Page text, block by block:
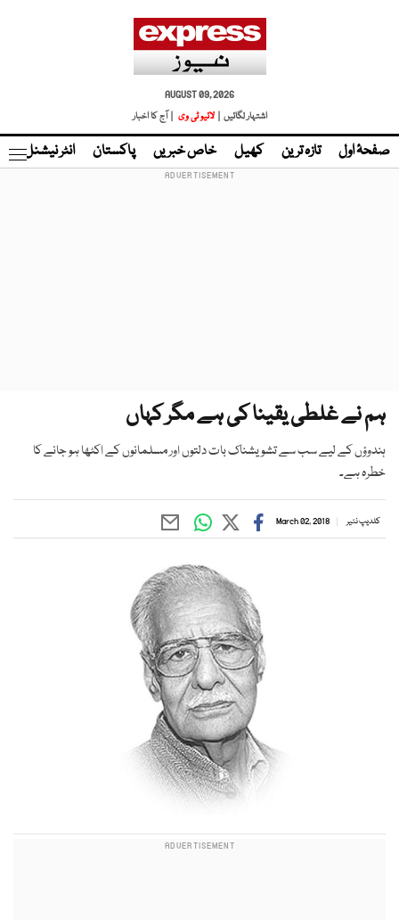
AUGUST 09, 2026
اشتہار لگائیں |
لائیو ٹی وی | آج کا اخبار
صفحۂ اول تازہ ترین کھیل خاص خبریں پاکستان انٹر نیشنل
ہم نے غلطی یقینا کی ہے مگر کہاں
ہندوؤں کے لیے سب سے تشویشناک بات دلتوں اور مسلمانوں کے اکٹھا ہو جانے کا
خطرہ ہے۔
کلدیپ نئیر March 02, 2018